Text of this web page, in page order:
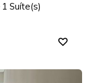
1 Suíte(s)